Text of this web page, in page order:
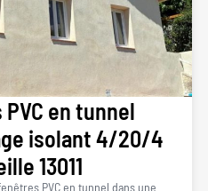
en tunnel
isolant 4/20/4
13011
PVC en tunnel dans une